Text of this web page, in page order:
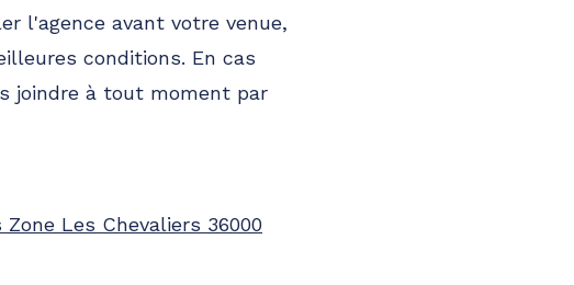
l'agence avant votre venue,
conditions. En cas
joindre à tout moment par
Zone Les Chevaliers 36000